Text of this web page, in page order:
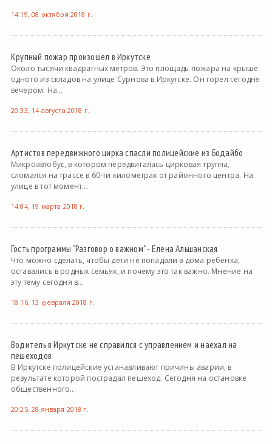
14:19, 08 октября 2018 г.
Крупный пожар произошел в Иркутске
Около тысячи квадратных метров. Это площадь пожара на крыше
одного из складов на улице Сурнова в Иркутске. Он горел сегодня
вечером. На...
20:33, 14 августа 2018 г.
Артистов передвижного цирка спасли полицейские из Бодайбо
Микроавтобус, в котором передвигалась цирковая труппа,
сломался на трассе в 60-ти километрах от районного центра. На
улице в тот момент...
14:04, 19 марта 2018 г.
Гость программы "Разговор о важном" - Елена Альшанская
Что можно сделать, чтобы дети не попадали в дома ребенка,
оставались в родных семьях, и почему это так важно. Мнение на
эту тему сегодня в...
18:16, 13 февраля 2018 г.
Водитель в Иркутске не справился с управлением и наехал на
пешеходов
В Иркутске полицейские устанавливают причины аварии, в
результате которой пострадал пешеход. Сегодня на остановке
общественного...
20:25, 28 января 2018 г.